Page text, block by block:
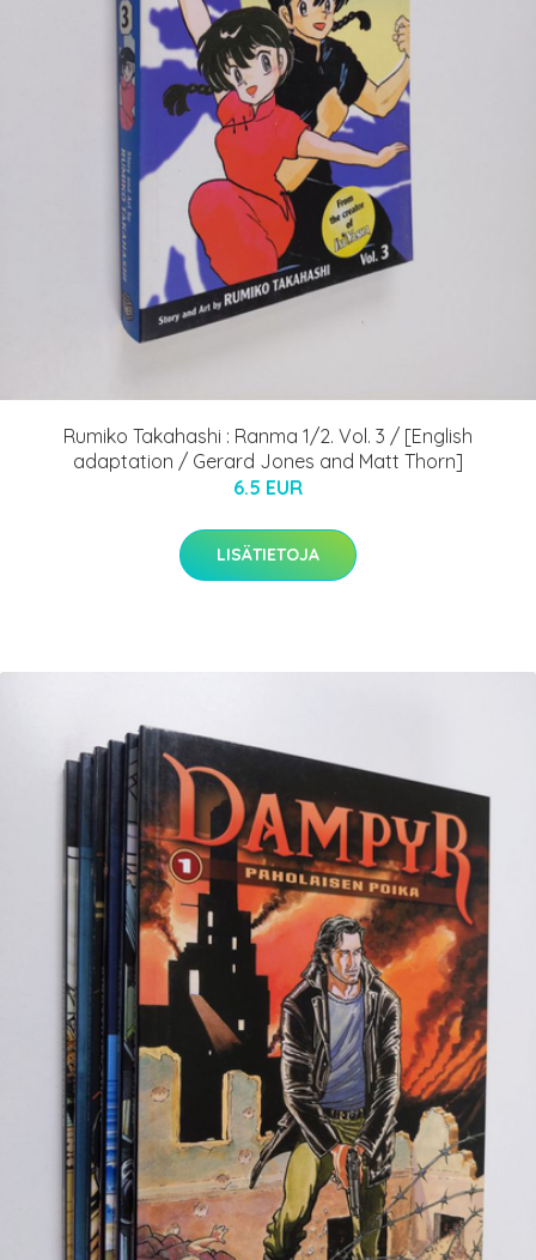
Rumiko Takahashi : Ranma 1/2. Vol. 3 / [English
adaptation / Gerard Jones and Matt Thorn]
6.5 EUR
LISÄTIETOJA